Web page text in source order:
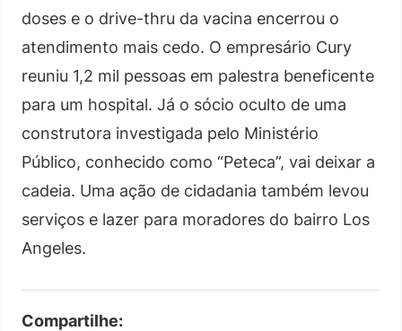
doses e o drive-thru da vacina encerrou o
atendimento mais cedo. O empresário Cury
reuniu 1,2 mil pessoas em palestra beneficente
para um hospital. Já o sócio oculto de uma
construtora investigada pelo Ministério
Público, conhecido como “Peteca”, vai deixar a
cadeia. Uma ação de cidadania também levou
serviços e lazer para moradores do bairro Los
Angeles.
Compartilhe: